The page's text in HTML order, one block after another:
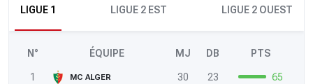
LIGUE 1 LIGUE 2 EST LIGUE 2 OUEST
N° ÉQUIPE MJ DB PTS
1 MC ALGER 30 23
65